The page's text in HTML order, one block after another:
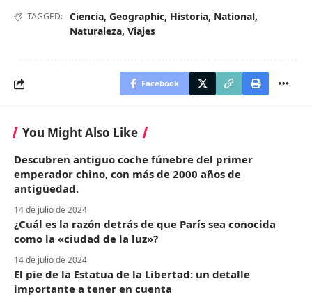
TAGGED: Ciencia, Geographic, Historia, National,
Naturaleza, Viajes
Facebook
You Might Also Like
Descubren antiguo coche fúnebre del primer
emperador chino, con más de 2000 años de
antigüedad.
14 de julio de 2024
¿Cuál es la razón detrás de que París sea conocida
como la «ciudad de la luz»?
14 de julio de 2024
El pie de la Estatua de la Libertad: un detalle
importante a tener en cuenta